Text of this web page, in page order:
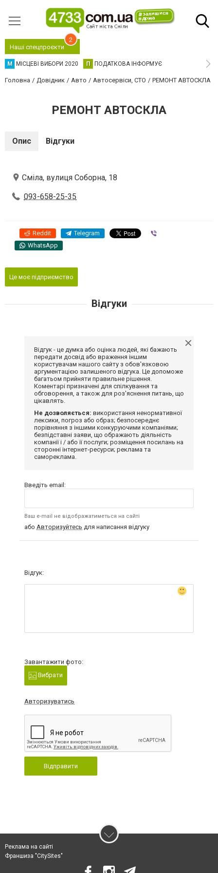
Наші спецпроєкти
2
М МІСЦЕВІ ВИБОРИ 2020 П ПОДАТКОВА ІНФОРМУЄ
Головна Довідник Авто Автосервіси, СТО РЕМОНТ АВТОСКЛА
РЕМОНТ АВТОСКЛА
Опис Відгуки
Сміла, вулиця Соборна, 18
093-658-25-35
Reddit Telegram
WhatsApp
Це моє підприємство
Відгуки
Відгук - це думка або оцінка людей, які бажають
передати досвід або враження іншим
користувачам нашого сайту з обов'язковою
аргументацією залишеного відгука. Це допоможе
багатьом прийняти правильне рішення.
Коментарі призначені для спілкування та
обговорення, а також для роз'яснення питань, що
цікавлять.
Не дозволяється: використання ненормативної
лексики, погроз або образ; безпосереднє
порівняння з іншими конкуруючими компаніями;
безпідставні заяви, що ображають діяльність
компанії і / або її послуги; розміщення посилань на
сторонні інтернет-ресурси; реклама та
самореклама.
Введіть email:
Ваш e-mail не відображатиметься на сайті
або Авторизуйтесь для написання відгуку
Відгук:
Завантажити фото:
Вибрати
Авторизуватись
Відправити
Реклама на сайті
Франшиза "CitySites"